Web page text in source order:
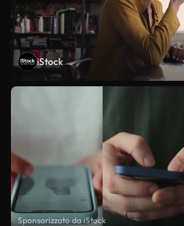
iStock
Sponsorizzato da iStock